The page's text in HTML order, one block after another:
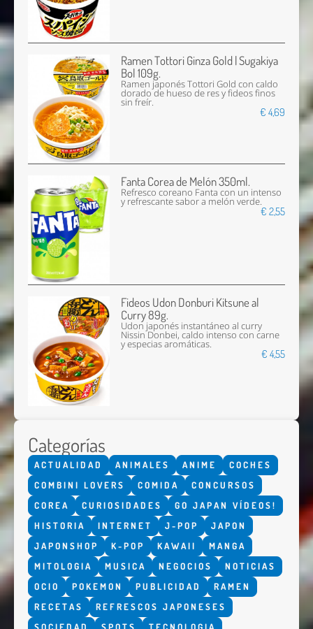
Ramen Tottori Ginza Gold | Sugakiya
Bol 109g.
Ramen japonés Tottori Gold con caldo
dorado de hueso de res y fideos finos
sin freír.
€ 4,69
Fanta Corea de Melón 350ml.
Refresco coreano Fanta con un intenso
y refrescante sabor a melón verde.
€ 2,55
Fideos Udon Donburi Kitsune al
Curry 89g.
Udon japonés instantáneo al curry
Nissin Donbei, caldo intenso con carne
y especias aromáticas.
€ 4,55
Categorías
ACTUALIDAD ANIMALES ANIME
COCHES
COMBINI LOVERS
COMIDA
CONCURSOS
COREA
CURIOSIDADES
GO JAPAN VÍDEOS!
HISTORIA
INTERNET J-POP
JAPON
JAPONSHOP
K-POP KAWAII
MANGA
MITOLOGIA
MUSICA NEGOCIOS
NOTICIAS
OCIO
POKEMON PUBLICIDAD
RAMEN
RECETAS
REFRESCOS JAPONESES
SOCIEDAD
SPOTS TECNOLOGIA